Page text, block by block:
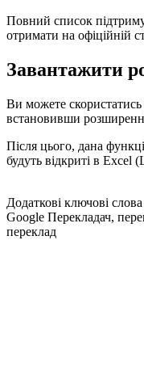
Повний список
отримати на офіційній
Завантажити
Ви можете
встановивши
Після цього, дана
будуть відкриті в Excel
Додаткові ключові
Google Перекладач,
переклад